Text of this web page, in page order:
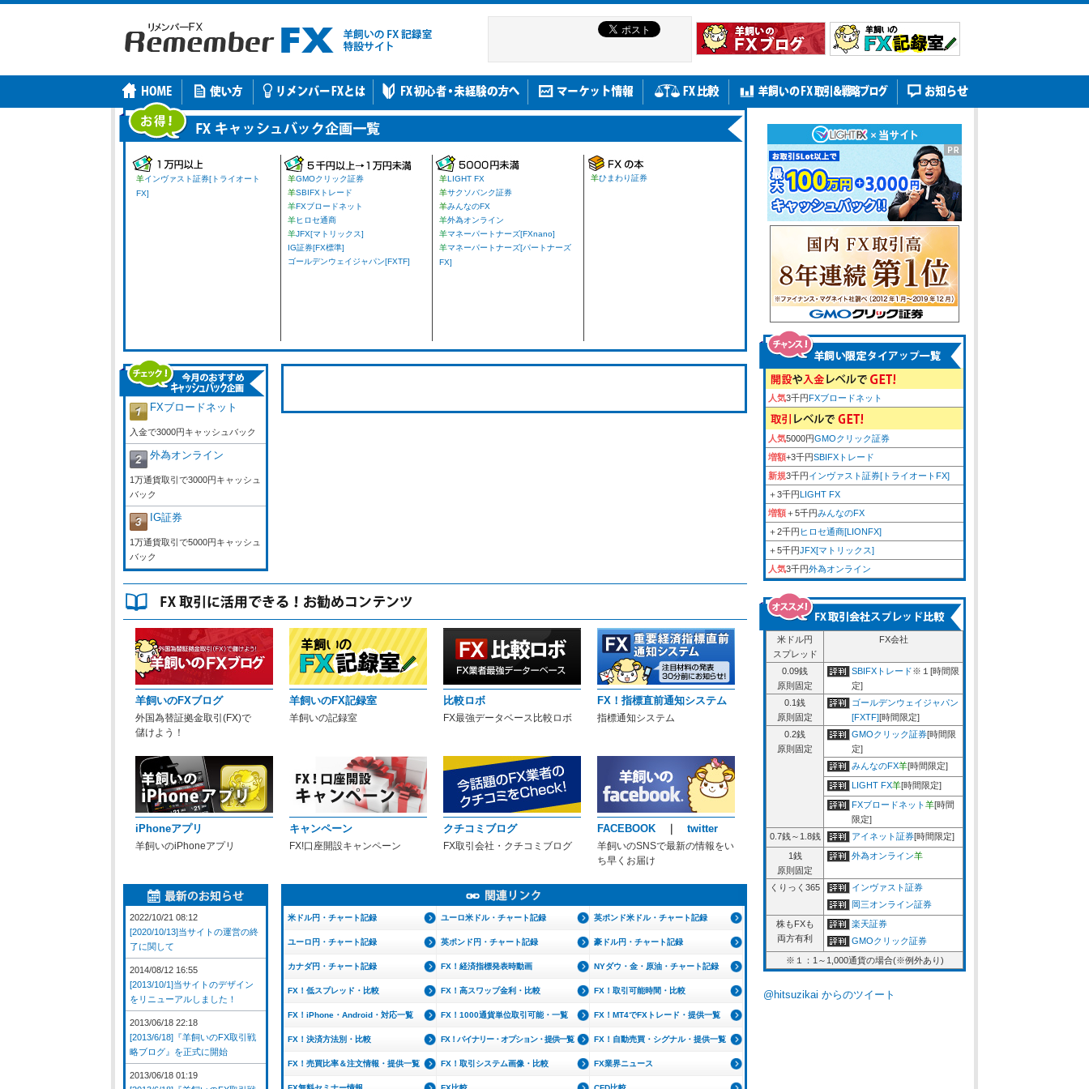
羊インヴァスト証券[トライオート
FX]
羊GMOクリック証券
羊SBIFXトレード
羊FXブロードネット
羊ヒロセ通商
羊JFX[マトリックス]
IG証券[FX標準]
ゴールデンウェイジャパン[FXTF]
羊LIGHT FX
羊サクソバンク証券
羊みんなのFX
羊外為オンライン
羊マネーパートナーズ[FXnano]
羊マネーパートナーズ[パートナーズ
FX]
羊ひまわり証券
FXブロードネット
入金で3000円キャッシュバック
外為オンライン
1万通貨取引で3000円キャッシュ
バック
IG証券
1万通貨取引で5000円キャッシュ
バック
羊飼いのFXブログ
外国為替証拠金取引(FX)で
儲けよう！
羊飼いのFX記録室
羊飼いの記録室
比較ロボ
FX最強データベース比較ロボ
FX！指標直前通知システム
指標通知システム
iPhoneアプリ
羊飼いのiPhoneアプリ
キャンペーン
FX!口座開設キャンペーン
クチコミブログ
FX取引会社・クチコミブログ
FACEBOOK twitter
羊飼いのSNSで最新の情報をい
ち早くお届け
米ドル円・チャート記録 ユーロ米ドル・チャート記録 英ポンド米ドル・チャート記録
ユーロ円・チャート記録 英ポンド円・チャート記録 豪ドル円・チャート記録
カナダ円・チャート記録 FX！経済指標発表時動画 NYダウ・金・原油・チャート記録
FX！低スプレッド・比較 FX！高スワップ金利・比較 FX！取引可能時間・比較
FX！iPhone・Android・対応一覧 FX！1000通貨単位取引可能・一覧 FX！MT4でFXトレード・提供一覧
FX！決済方法別・比較 FX！バイナリー・オプション・提供一覧 FX！自動売買・シグナル・提供一覧
FX！売買比率＆注文情報・提供一覧 FX！取引システム画像・比較 FX業界ニュース
2022/10/21 08:12
[2020/10/13]当サイトの運営の終
了に関して
2014/08/12 16:55
[2013/10/1]当サイトのデザイン
をリニューアルしました！
2013/06/18 22:18
[2013/6/18]『羊飼いのFX取引戦
略ブログ』を正式に開始
2013/06/18 01:19
人気3千円FXブロードネット
人気5000円GMOクリック証券
増額+3千円SBIFXトレード
新規3千円インヴァスト証券[トライオートFX]
＋3千円LIGHT FX
増額＋5千円みんなのFX
＋2千円 ヒロセ通商[LIONFX]
＋5千円JFX[マトリックス]
人気3千円外為オンライン
米ドル円
スプレッド
FX会社
0.09銭
原則固定
SBIFXトレード※１[時間限
定]
0.1銭
原則固定
ゴールデンウェイジャパン
[FXTF][時間限定]
0.2銭
原則固定
GMOクリック証券[時間限
定]
みんなのFX羊[時間限定]
LIGHT FX羊[時間限定]
FXブロードネット羊[時間
限定]
0.7銭～1.8銭
アイネット証券[時間限定]
1銭
原則固定
外為オンライン羊
くりっく365
インヴァスト証券
岡三オンライン証券
株もFXも
両方有利
楽天証券
GMOクリック証券
※１：1～1,000通貨の場合(※例外あり)
@hitsuzikai からのツイート